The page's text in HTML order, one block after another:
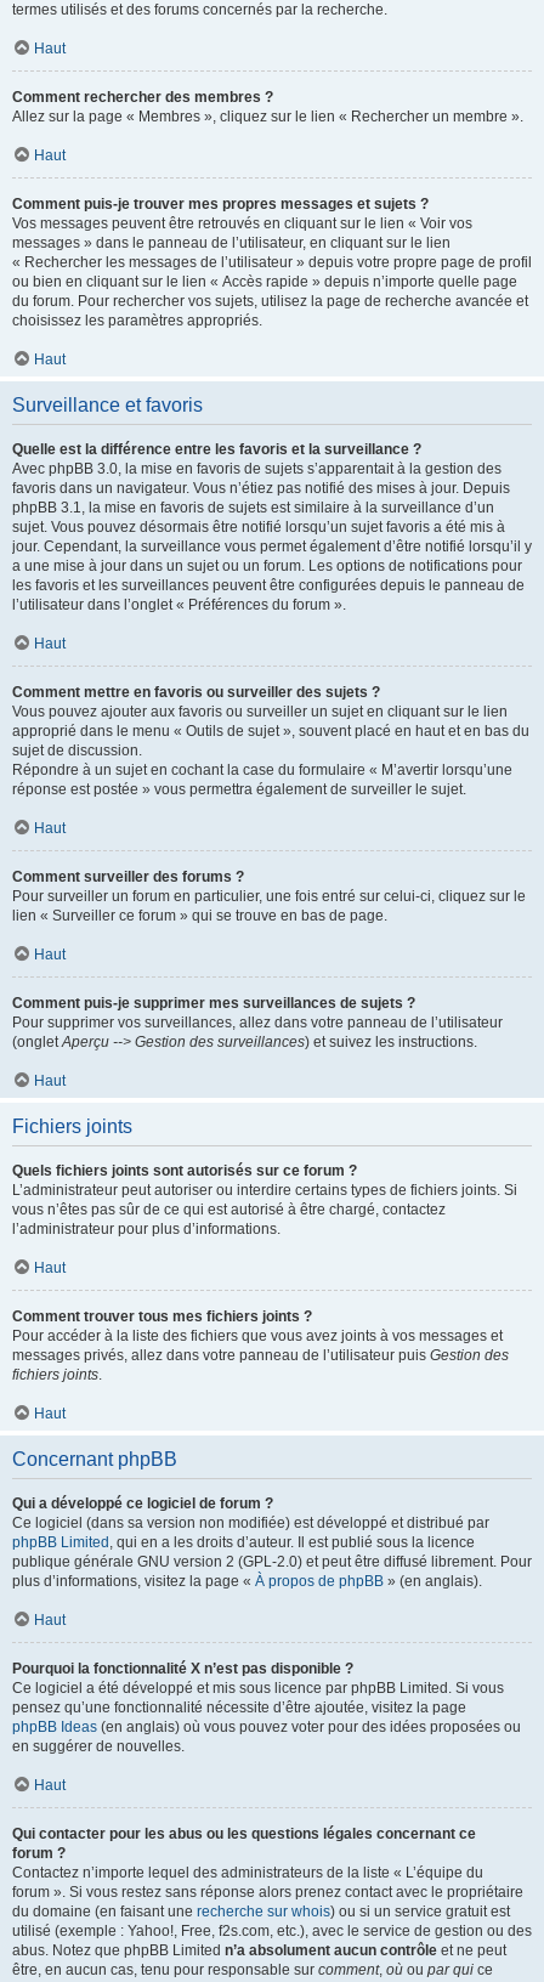
termes utilisés et des forums concernés par la recherche.
Haut
Comment rechercher des membres ?
Allez sur la page « Membres », cliquez sur le lien « Rechercher un membre ».
Haut
Comment puis-je trouver mes propres messages et sujets ?
Vos messages peuvent être retrouvés en cliquant sur le lien « Voir vos
messages » dans le panneau de l’utilisateur, en cliquant sur le lien
« Rechercher les messages de l’utilisateur » depuis votre propre page de profil
ou bien en cliquant sur le lien « Accès rapide » depuis n’importe quelle page
du forum. Pour rechercher vos sujets, utilisez la page de recherche avancée et
choisissez les paramètres appropriés.
Haut
Surveillance et favoris
Quelle est la différence entre les favoris et la surveillance ?
Avec phpBB 3.0, la mise en favoris de sujets s’apparentait à la gestion des
favoris dans un navigateur. Vous n’étiez pas notifié des mises à jour. Depuis
phpBB 3.1, la mise en favoris de sujets est similaire à la surveillance d’un
sujet. Vous pouvez désormais être notifié lorsqu’un sujet favoris a été mis à
jour. Cependant, la surveillance vous permet également d’être notifié lorsqu’il y
a une mise à jour dans un sujet ou un forum. Les options de notifications pour
les favoris et les surveillances peuvent être configurées depuis le panneau de
l’utilisateur dans l’onglet « Préférences du forum ».
Haut
Comment mettre en favoris ou surveiller des sujets ?
Vous pouvez ajouter aux favoris ou surveiller un sujet en cliquant sur le lien
approprié dans le menu « Outils de sujet », souvent placé en haut et en bas du
sujet de discussion.
Répondre à un sujet en cochant la case du formulaire « M’avertir lorsqu’une
réponse est postée » vous permettra également de surveiller le sujet.
Haut
Comment surveiller des forums ?
Pour surveiller un forum en particulier, une fois entré sur celui-ci, cliquez sur le
lien « Surveiller ce forum » qui se trouve en bas de page.
Haut
Comment puis-je supprimer mes surveillances de sujets ?
Pour supprimer vos surveillances, allez dans votre panneau de l’utilisateur
(ongletAperçu --> Gestion des surveillances) et suivez les instructions.
Haut
Fichiers joints
Quels fichiers joints sont autorisés sur ce forum ?
L’administrateur peut autoriser ou interdire certains types de fichiers joints. Si
vous n’êtes pas sûr de ce qui est autorisé à être chargé, contactez
l’administrateur pour plus d’informations.
Haut
Comment trouver tous mes fichiers joints ?
Pour accéder à la liste des fichiers que vous avez joints à vos messages et
messages privés, allez dans votre panneau de l’utilisateur puis Gestion des
fichiers joints.
Haut
Concernant phpBB
Qui a développé ce logiciel de forum ?
Ce logiciel (dans sa version non modifiée) est développé et distribué par
phpBB Limited , qui en a les droits d’auteur. Il est publié sous la licence
publique générale GNU version 2 (GPL-2.0) et peut être diffusé librement. Pour
plus d’informations, visitez la page « À propos de phpBB » (en anglais).
Haut
Pourquoi la fonctionnalité X n’est pas disponible ?
Ce logiciel a été développé et mis sous licence par phpBB Limited. Si vous
pensez qu’une fonctionnalité nécessite d’être ajoutée, visitez la page
phpBB Ideas (en anglais) où vous pouvez voter pour des idées proposées ou
en suggérer de nouvelles.
Haut
Qui contacter pour les abus ou les questions légales concernant ce
forum ?
Contactez n’importe lequel des administrateurs de la liste « L’équipe du
forum ». Si vous restez sans réponse alors prenez contact avec le propriétaire
du domaine (en faisant une recherche sur whois) ou si un service gratuit est
utilisé (exemple : Yahoo!, Free, f2s.com, etc.), avec le service de gestion ou des
abus. Notez que phpBB Limited n’a absolument aucun contrôle et ne peut
être, en aucun cas, tenu pour responsable sur comment, où ou par qui ce